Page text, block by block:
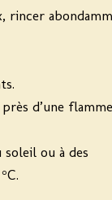
rincer
d’une
ou à des